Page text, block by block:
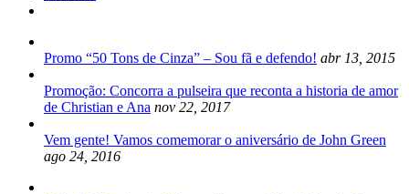
Promo “50 Tons de Cinza” – Sou fã e defendo! abr 13, 2015
Promoção: Concorra a pulseira que reconta a historia de amor
de Christian e Ana nov 22, 2017
Vem gente! Vamos comemorar o aniversário de John Green
ago 24, 2016